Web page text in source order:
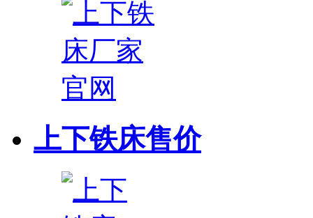
上下铁床售价